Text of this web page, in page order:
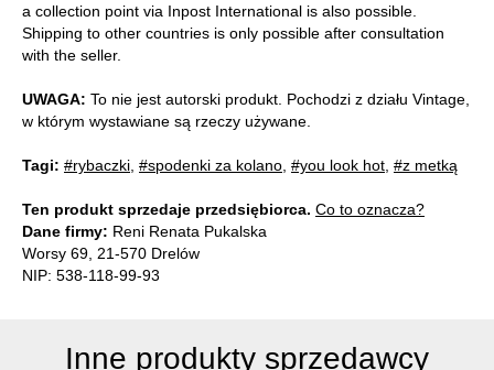
a collection point via Inpost International is also possible.
Shipping to other countries is only possible after consultation
with the seller.
UWAGA: To nie jest autorski produkt. Pochodzi z działu Vintage,
w którym wystawiane są rzeczy używane.
Tagi: #rybaczki #spodenki za kolano #you look hot #z metką
Ten produkt sprzedaje przedsiębiorca. Co to oznacza?
Dane firmy: Reni Renata Pukalska
Worsy 69, 21-570 Drelów
NIP: 538-118-99-93
Inne produkty sprzedawcy